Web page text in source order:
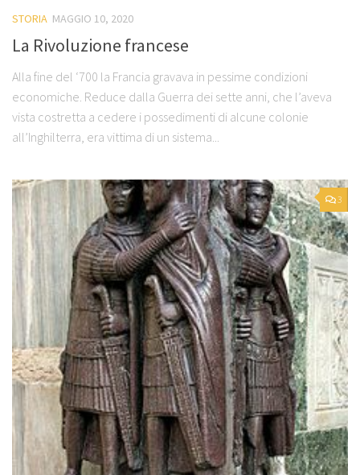
STORIA MAGGIO 10, 2020
La Rivoluzione francese
Alla fine del ‘700 la Francia gravava in pessime condizioni
economiche. Reduce dalla Guerra dei sette anni, che l’aveva
vista costretta a cedere i possedimenti di alcune colonie
all’Inghilterra, era vittima di un sistema...
3